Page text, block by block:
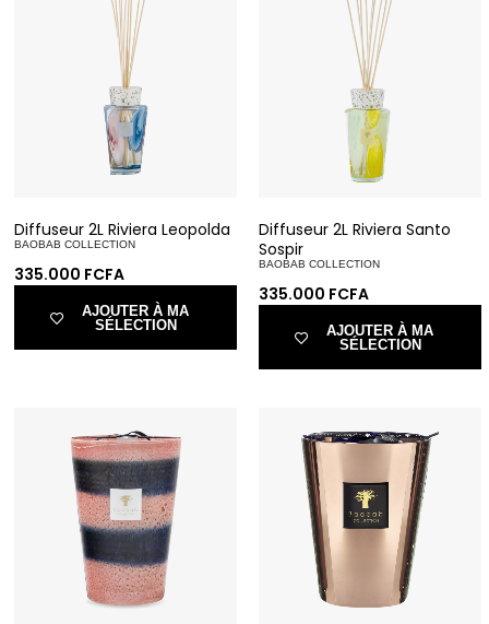
Diffuseur 2L Riviera Leopolda
BAOBAB COLLECTION
335.000 FCFA
AJOUTER À MA
SÉLECTION
Diffuseur 2L Riviera Santo
Sospir
BAOBAB COLLECTION
335.000 FCFA
AJOUTER À MA
SÉLECTION